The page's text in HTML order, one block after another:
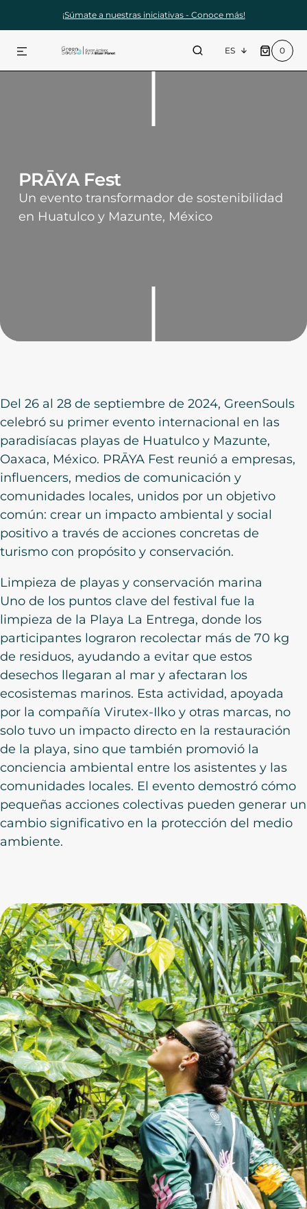
AL CONTENIDO
¡Súmate a nuestras iniciativas - Conoce más!
ES 0
0
ARTÍCULOS
PRĀYA Fest
Un evento transformador de sostenibilidad
en Huatulco y Mazunte, México
Del 26 al 28 de septiembre de 2024, GreenSouls
celebró su primer evento internacional en las
paradisíacas playas de Huatulco y Mazunte,
Oaxaca, México. PRĀYA Fest reunió a empresas,
influencers, medios de comunicación y
comunidades locales, unidos por un objetivo
común: crear un impacto ambiental y social
positivo a través de acciones concretas de
turismo con propósito y conservación.
Limpieza de playas y conservación marina
Uno de los puntos clave del festival fue la
limpieza de la Playa La Entrega, donde los
participantes lograron recolectar más de 70 kg
de residuos, ayudando a evitar que estos
desechos llegaran al mar y afectaran los
ecosistemas marinos. Esta actividad, apoyada
por la compañía Virutex-Ilko y otras marcas, no
solo tuvo un impacto directo en la restauración
de la playa, sino que también promovió la
conciencia ambiental entre los asistentes y las
comunidades locales. El evento demostró cómo
pequeñas acciones colectivas pueden generar un
cambio significativo en la protección del medio
ambiente.